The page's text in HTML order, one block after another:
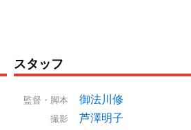
スタッフ
監督・脚本 御法川修
撮影 芦澤明子